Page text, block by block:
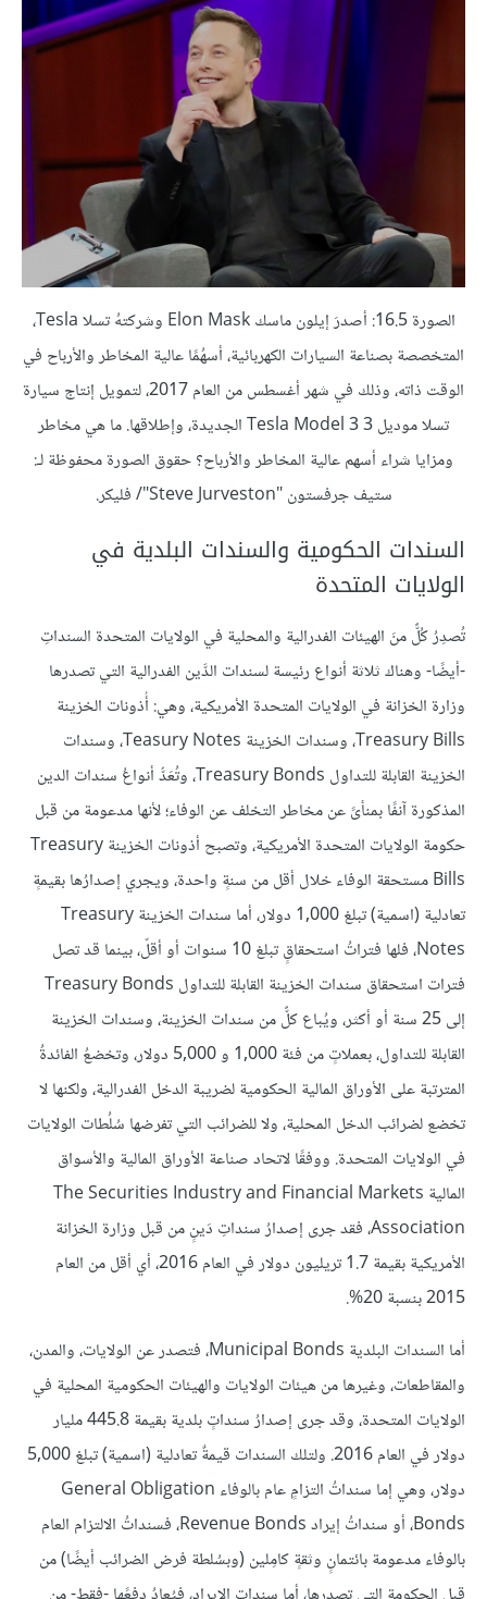
الصورة 16.5: أصدرَ إيلون ماسك Elon Mask وشركتهُ تسلا Tesla،
المتخصصة بصناعة السيارات الكهربائية، أسهُمًا عالية المخاطر والأرباح في
الوقت ذاته، وذلك في شهر أغسطس من العام 2017، لتمويل إنتاج سيارة
تسلا موديل 3 Tesla Model 3 الجديدة، وإطلاقها. ما هي مخاطر
ومزايا شراء أسهم عالية المخاطر والأرباح؟ حقوق الصورة محفوظة لـ:
ستيف جرفستون "Steve Jurveston"/ فليكر.
السندات الحكومية والسندات البلدية في
الولايات المتحدة
تُصدِرُ كُلٌّ منَ الهيئات الفدرالية والمحلية في الولايات المتحدة السنداتِ
-أيضًا- وهناك ثلاثة أنواع رئيسة لسندات الدَّين الفدرالية التي تصدرها
وزارة الخزانة في الولايات المتحدة الأمريكية، وهي: أُذونات الخزينة
Treasury Bills، وسندات الخزينة Teasury Notes، وسندات
الخزينة القابلة للتداول Treasury Bonds، وتُعَدُّ أنواعُ سندات الدين
المذكورة آنفًا بمنأىً عن مخاطر التخلف عن الوفاء؛ لأنها مدعومة من قبل
حكومة الولايات المتحدة الأمريكية، وتصبح أذونات الخزينة Treasury
Bills مستحقة الوفاء خلال أقل من سنةٍ واحدة، ويجري إصدارُها بقيمةٍ
تعادلية (اسمية) تبلغ 1,000 دولار، أما سندات الخزينة Treasury
Notes، فلها فتراتُ استحقاقٍ تبلغ 10 سنوات أو أقلّ، بينما قد تصل
فترات استحقاق سندات الخزينة القابلة للتداول Treasury Bonds
إلى 25 سنة أو أكثر، ويُباع كلٌّ من سندات الخزينة، وسندات الخزينة
القابلة للتداول، بعملاتٍ من فئة 1,000 و 5,000 دولار، وتخضعُ الفائدةُ
المترتبة على الأوراق المالية الحكومية لضريبة الدخل الفدرالية، ولكنها لا
تخضع لضرائب الدخل المحلية، ولا للضرائب التي تفرضها سُلُطات الولايات
في الولايات المتحدة. ووفقًا لاتحاد صناعة الأوراق المالية والأسواق
المالية The Securities Industry and Financial Markets
Association، فقد جرى إصدارُ سنداتِ دَينٍ من قبل وزارة الخزانة
الأمريكية بقيمة 1.7 تريليون دولار في العام 2016، أي أقل من العام
2015 بنسبة 20%.
أما السندات البلدية Municipal Bonds، فتصدر عن الولايات، والمدن،
والمقاطعات، وغيرها من هيئات الولايات والهيئات الحكومية المحلية في
الولايات المتحدة، وقد جرى إصدارُ سنداتٍ بلدية بقيمة 445.8 مليار
دولار في العام 2016. ولتلك السندات قيمةٌ تعادلية (اسمية) تبلغ 5,000
دولار، وهي إما سنداتُ التزامٍ عام بالوفاء General Obligation
Bonds، أو سنداتُ إيراد Revenue Bonds، فسنداتُ الالتزام العام
بالوفاء مدعومة بائتمانٍ وثقةٍ كامِلين (وبسُلطة فرض الضرائب أيضًا) من